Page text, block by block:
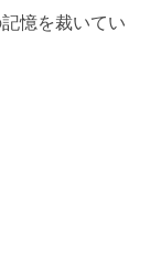
憶を裁いてい